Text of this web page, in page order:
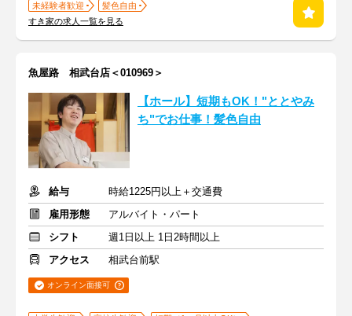
未経験者歓迎
髪色自由
すき家の求人一覧を見る
魚屋路 相武台店＜010969＞
【ホール】短期もOK！"ととやみ
ち"でお仕事！髪色自由
給与
時給1225円以上＋交通費
雇用形態
アルバイト・パート
シフト
週1日以上 1日2時間以上
アクセス
相武台前駅
オンライン面接可